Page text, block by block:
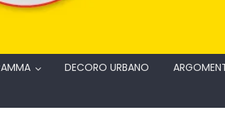
DECORO URBANO